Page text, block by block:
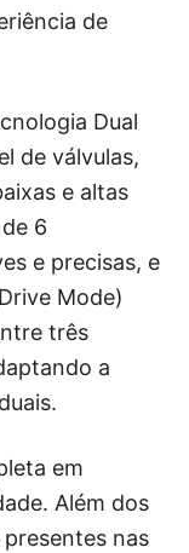
de
Dual
de válvulas,
e altas
6
e precisas, e
Mode)
três
a
em
Além dos
nas